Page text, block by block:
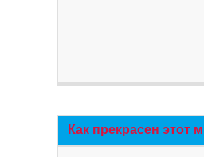
Как прекрасен этот